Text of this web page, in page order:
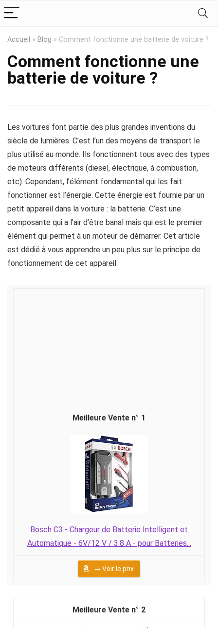
Accueil » Blog » Comment fonctionne une batterie de voiture ?
Comment fonctionne une
batterie de voiture ?
Les voitures font partie des plus grandes inventions du
siècle de lumières. C’est l’un des moyens de transport le
plus utilisé au monde. Ils fonctionnent tous avec des types
de moteurs différents (diesel, électrique, à combustion,
etc). Cependant, l’élément fondamental qui les fait
fonctionner est l’énergie. Cette énergie est fournie par un
petit appareil dans la voiture : la batterie. C’est une
composante qui a l’air d’être banal mais qui est le premier
élément qui permet à un moteur de démarrer. Cet article
est dédié à vous apprendre un peu plus sur le principe de
fonctionnement de cet appareil.
1
Bosch C3 - Chargeur de Batterie Intelligent et
Automatique - 6V/12 V / 3.8 A - pour Batteries...
→ Voir le prix
2